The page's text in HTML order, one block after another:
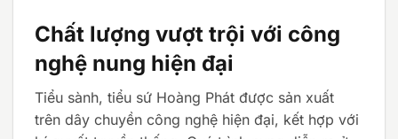
Chất lượng vượt trội với công
nghệ nung hiện đại
Tiểu sành, tiểu sứ Hoàng Phát được sản xuất
trên dây chuyền công nghệ hiện đại, kết hợp với